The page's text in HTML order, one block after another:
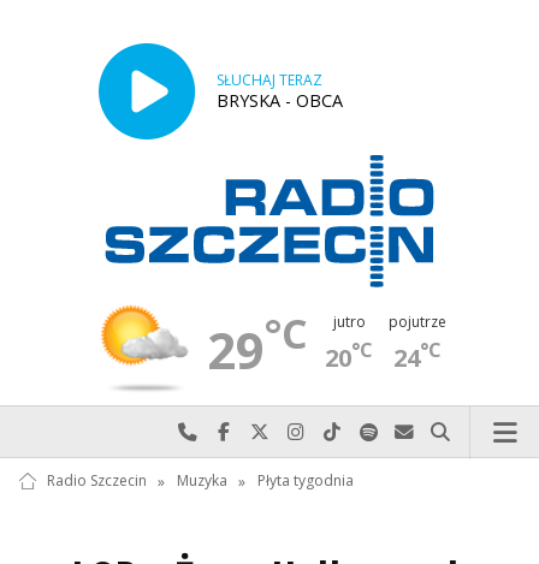
SŁUCHAJ TERAZ
BRYSKA - OBCA
29°C jutro
20°C
pojutrze
24°C
Najlepiej po prostu do nas zadzwoń
Odwiedź nas na Facebook-u
Odwiedź nas na X
Odwiedź nas na Instagram-ie
Odwiedź nas na TikTok-u
Szukaj nas na Spotify
Wyślij do nas
Szukaj
Radio Szczecin » Muzyka » Płyta tygodnia